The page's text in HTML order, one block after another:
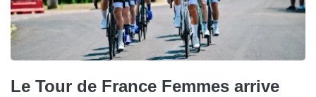
Le Tour de France Femmes arrive